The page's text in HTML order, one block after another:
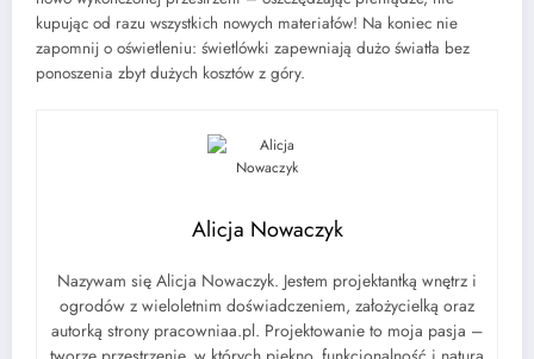
kupując od razu wszystkich nowych materiałów! Na koniec nie
zapomnij o oświetleniu: świetlówki zapewniają dużo światła bez
ponoszenia zbyt dużych kosztów z góry.
Alicja Nowaczyk
Nazywam się Alicja Nowaczyk. Jestem projektantką wnętrz i
ogrodów z wieloletnim doświadczeniem, założycielką oraz
autorką strony pracowniaa.pl. Projektowanie to moja pasja –